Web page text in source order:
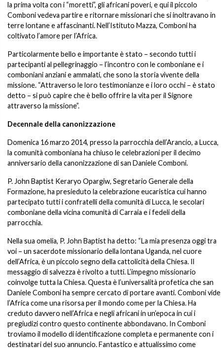
la prima volta con i “moretti”, gli africani poveri, e qui il piccolo
Comboni vedeva partire e ritornare missionari che si inoltravano in
terre lontane e affascinanti. Nell’Istituto Mazza, Comboni ha
coltivato l’amore per l’Africa.
Particolarmente bello e importante è stato – secondo tutti i
partecipanti al pellegrinaggio – l’incontro con le comboniane e i
comboniani anziani e ammalati, che sono la storia vivente della
missione. “Attraverso le loro testimonianze e i loro occhi – è stato
detto – si può capire che è bello offrire la vita per il Signore
attraverso la missione”.
Decennale della canonizzazione
Domenica 16 marzo 2014, presso la parrocchia dell’Arancio, a Lucca,
la comunità comboniana ha chiuso le celebrazioni per il decimo
anniversario della canonizzazione di san Daniele Comboni.
P. John Baptist Keraryo Opargiw, Segretario Generale della
Formazione, ha presieduto la celebrazione eucaristica cui hanno
partecipato tutti i confratelli della comunità di Lucca, le secolari
comboniane della vicina comunità di Carraia e i fedeli della
parrocchia.
Nella sua omelia, P. John Baptist ha detto: “La mia presenza oggi tra
voi – un sacerdote missionario della lontana Uganda, nel cuore
dell’Africa, è un piccolo segno della cattolicità della Chiesa. Il
messaggio di salvezza è rivolto a tutti. L’impegno missionario
coinvolge tutta la Chiesa. Questa è l’universalità profetica che san
Daniele Comboni ha sempre cercato di portare avanti. Comboni vide
l’Africa come una risorsa per il mondo come per la Chiesa. Ha
creduto davvero nell’Africa e negli africani in un’epoca in cui i
pregiudizi contro questo continente abbondavano. In Comboni
troviamo il modello di identificazione completa e permanente con i
destinatari del suo annuncio. Fantastico e attualissimo come